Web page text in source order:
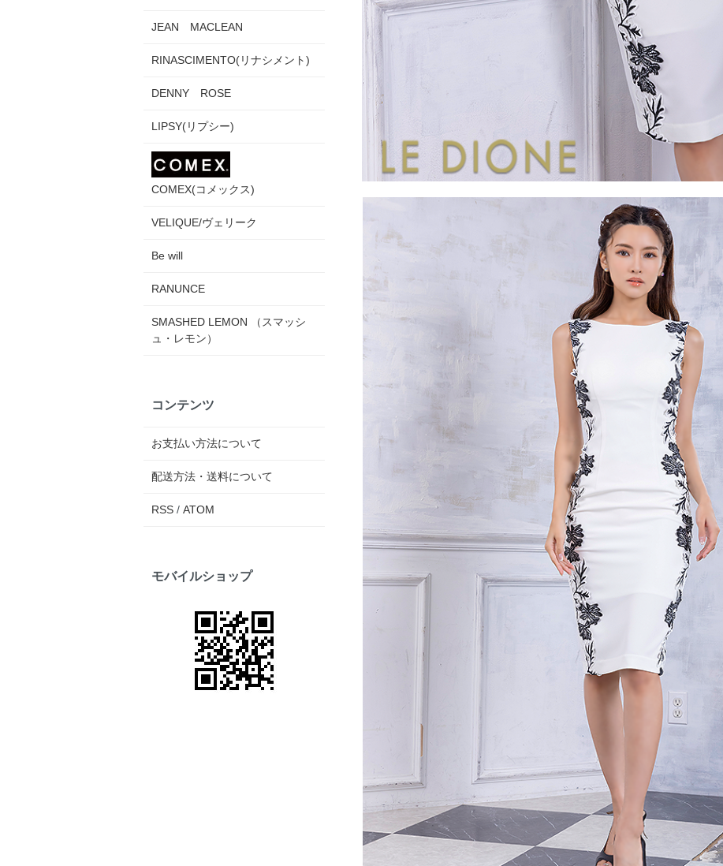
JEAN MACLEAN
RINASCIMENTO(リナシメント)
DENNY ROSE
LIPSY(リプシー)
COMEX(コメックス)
VELIQUE/ヴェリーク
Be will
RANUNCE
SMASHED LEMON （スマッシ
ュ・レモン）
コンテンツ
お支払い方法について
配送方法・送料について
RSS / ATOM
モバイルショップ